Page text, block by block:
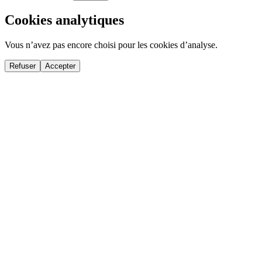
Cookies analytiques
Vous n’avez pas encore choisi pour les cookies d’analyse.
Refuser Accepter